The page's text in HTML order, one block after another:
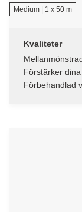
Medium | 1 x 50 m
Kvaliteter
Förstärker
Förbehandlad